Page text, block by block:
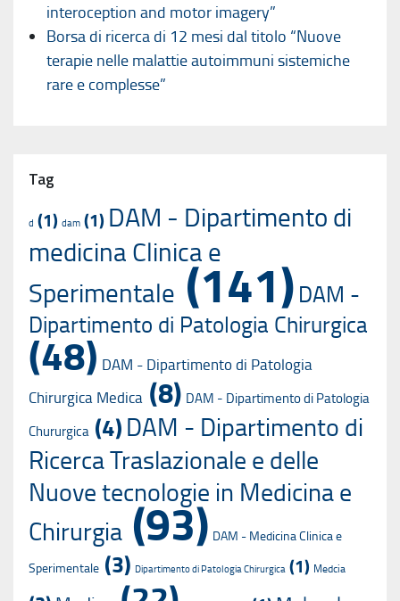
interoception and motor imagery”
Borsa di ricerca di 12 mesi dal titolo “Nuove
terapie nelle malattie autoimmuni sistemiche
rare e complesse”
Tag
d (1) dam (1) DAM - Dipartimento di
medicina Clinica e
Sperimentale(141) DAM -
Dipartimento di Patologia Chirurgica
(48) DAM - Dipartimento di Patologia
Chirurgica Medica (8) DAM - Dipartimento di Patologia
Chururgica (4)DAM - Dipartimento di
Ricerca Traslazionale e delle
Nuove tecnologie in Medicina e
Chirurgia(93) DAM - Medicina Clinica e
Sperimentale (3) Dipartimento di Patologia Chirurgica (1) Medcia